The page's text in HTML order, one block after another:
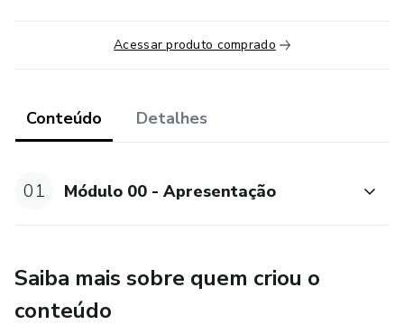
✅ Ana Nóbrega
✅ Ana Agnes
✅ Dvaldo Nóbrega
Acessar produto comprado
Conteúdo Detalhes
01 Módulo 00 - Apresentação
Saiba mais sobre quem criou o
conteúdo